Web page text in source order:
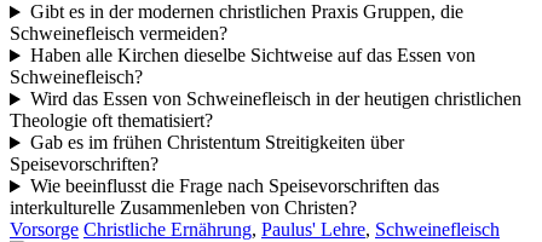
Gibt es in der modernen christlichen Praxis Gruppen, die
Schweinefleisch vermeiden?
Haben alle Kirchen dieselbe Sichtweise auf das Essen von
Schweinefleisch?
Wird das Essen von Schweinefleisch in der heutigen christlichen
Theologie oft thematisiert?
Gab es im frühen Christentum Streitigkeiten über
Speisevorschriften?
Wie beeinflusst die Frage nach Speisevorschriften das
interkulturelle Zusammenleben von Christen?
Vorsorge Christliche Ernährung, Paulus' Lehre, Schweinefleisch